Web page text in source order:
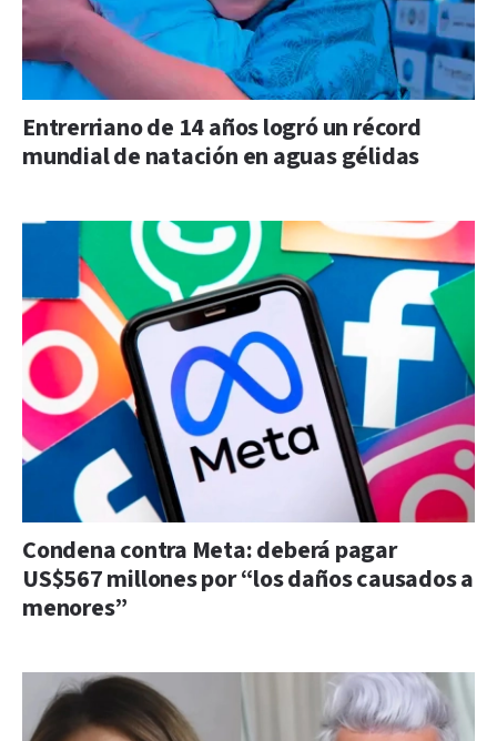
Entrerriano de 14 años logró un récord
mundial de natación en aguas gélidas
Condena contra Meta: deberá pagar
US$567 millones por “los daños causados a
menores”